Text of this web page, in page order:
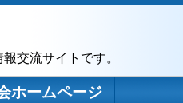
交流サイトです。
ホームページ